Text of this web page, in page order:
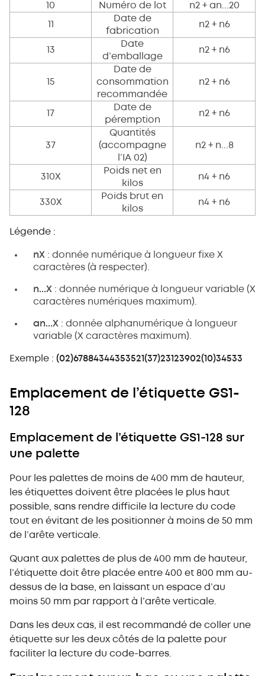
10 Numéro de lot n2 + an...20
11
Date de
fabrication
n2 + n6
13
Date
d’emballage
n2 + n6
15
Date de
consommation
recommandée
n2 + n6
17
Date de
péremption
n2 + n6
37
Quantités
(accompagne
l’IA 02)
n2 + n...8
310X
Poids net en
kilos
n4 + n6
330X
Poids brut en
kilos
n4 + n6
Légende :
nX : donnée numérique à longueur fixe X
caractères (à respecter).
n...X : donnée numérique à longueur variable (X
caractères numériques maximum).
an...X : donnée alphanumérique à longueur
variable (X caractères maximum).
Exemple : (02)67884344353521(37)23123902(10)34533
Emplacement de l’étiquette GS1-
128
Emplacement de l’étiquette GS1-128 sur
une palette
Pour les palettes de moins de 400 mm de hauteur,
les étiquettes doivent être placées le plus haut
possible, sans rendre difficile la lecture du code
tout en évitant de les positionner à moins de 50 mm
de l’arête verticale.
Quant aux palettes de plus de 400 mm de hauteur,
l’étiquette doit être placée entre 400 et 800 mm au-
dessus de la base, en laissant un espace d’au
moins 50 mm par rapport à l’arête verticale.
Dans les deux cas, il est recommandé de coller une
étiquette sur les deux côtés de la palette pour
faciliter la lecture du code-barres.